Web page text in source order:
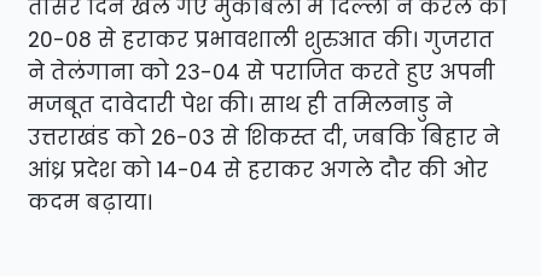
तीसरे दिन खेले गए मुकाबलों में दिल्ली ने केरल को
20-08 से हराकर प्रभावशाली शुरुआत की। गुजरात
ने तेलंगाना को 23-04 से पराजित करते हुए अपनी
मजबूत दावेदारी पेश की। साथ ही तमिलनाडु ने
उत्तराखंड को 26-03 से शिकस्त दी, जबकि बिहार ने
आंध्र प्रदेश को 14-04 से हराकर अगले दौर की ओर
कदम बढ़ाया।